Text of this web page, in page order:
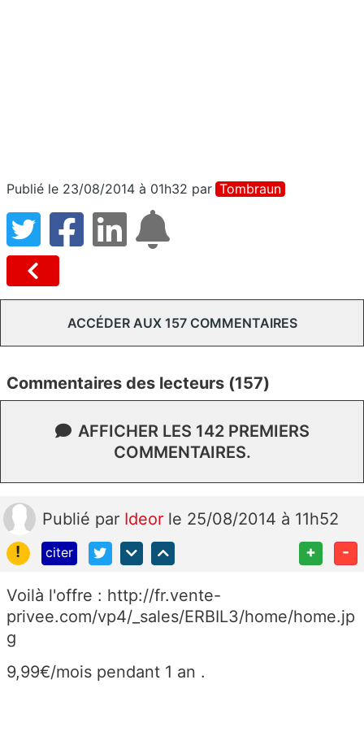
Publié le 23/08/2014 à 01h32 par Tombraun
ACCÉDER AUX 157 COMMENTAIRES
Commentaires des lecteurs (157)
AFFICHER LES 142 PREMIERS
COMMENTAIRES.
Publié par Ideor le 25/08/2014 à 11h52
!
citer + -
Voilà l'offre : http://fr.vente-
privee.com/vp4/_sales/ERBIL3/home/home.jp
g
9,99€/mois pendant 1 an .